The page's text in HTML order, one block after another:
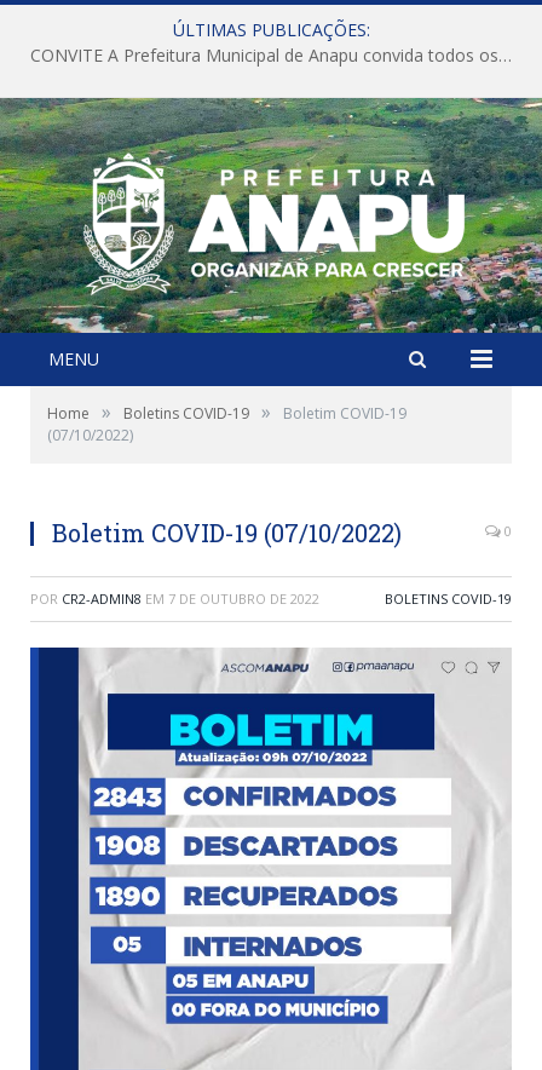
ÚLTIMAS PUBLICAÇÕES:
CONVITE A Prefeitura Municipal de Anapu convida todos os servidores públicos municipais para participarem da Audiência Pública de discussão da Lei de Diretrizes Orçamentárias (LDO), importante instrumento de planejamento das ações e investimentos da Administração Pública para o próximo exercício financeiro.
MENU
Home » Boletins COVID-19 »
Boletim COVID-19
(07/10/2022)
Boletim COVID-19 (07/10/2022) 0
POR CR2-ADMIN8 EM 7 DE OUTUBRO DE 2022 BOLETINS COVID-19